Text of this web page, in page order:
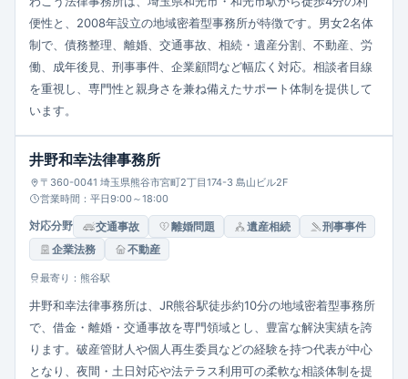
便性と、2008年設立の地域密着型事務所が特徴です。男女2名体
制で、債務整理、離婚、交通事故、相続・遺産分割、不動産、労
働、成年後見、刑事事件、企業顧問など幅広く対応。相談者目線
を重視し、専門性と親身さを兼ね備えたサポート体制を提供して
います。
井野和幸法律事務所
〒360-0041 埼玉県熊谷市宮町2丁目174-3 島山ビル2F
営業時間：平日9:00～18:00
対応分野 交通事故 離婚問題 遺産相続
刑事事件
企業法務
不動産
最寄り：熊谷駅
井野和幸法律事務所は、JR熊谷駅徒歩約10分の地域密着型事務所
で、借金・離婚・交通事故を専門領域とし、豊富な解決実績を誇
ります。破産管財人や個人再生委員などの経験を持つ代表が中心
となり、夜間・土日対応や法テラス利用可の柔軟な相談体制を提